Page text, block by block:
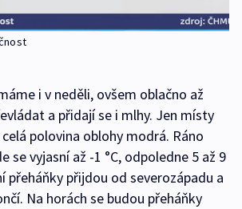
i v neděli, ovšem oblačno až
a přidají se i mlhy. Jen místy
polovina oblohy modrá. Ráno
se vyjasní až -1 °C, odpoledne 5 až 9
přeháňky přijdou od severozápadu a
Na horách se budou přeháňky